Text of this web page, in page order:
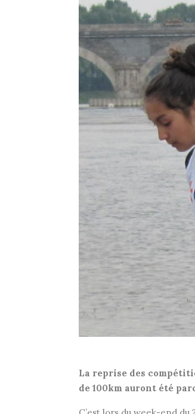
La reprise des
de 100km auront été